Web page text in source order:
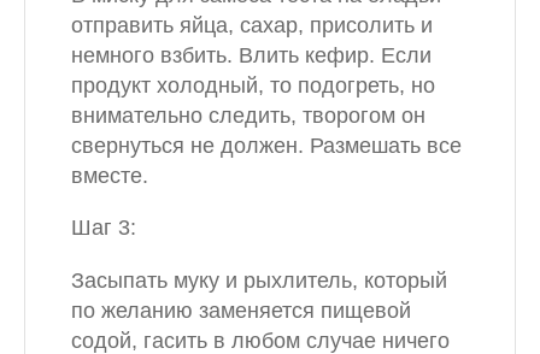
отправить яйца, сахар, присолить и
немного взбить. Влить кефир. Если
продукт холодный, то подогреть, но
внимательно следить, творогом он
свернуться не должен. Размешать все
вместе.
Шаг 3:
Засыпать муку и рыхлитель, который
по желанию заменяется пищевой
содой, гасить в любом случае ничего